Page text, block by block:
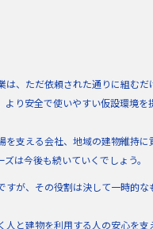
は、ただ依頼された通りに組む
より安全で使いやすい仮設環境を
を支える会社、地域の建物維持に
は今後も続いていくでしょう。
すが、その役割は決して一時的
人と建物を利用する人の安心を